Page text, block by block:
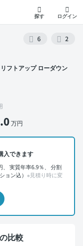
探す ログイン
6 2
フトアップ ローダウン
.0万円
入できます
、 実質年率6.9％、 分割
ョン込） ※見積り時に変
比較